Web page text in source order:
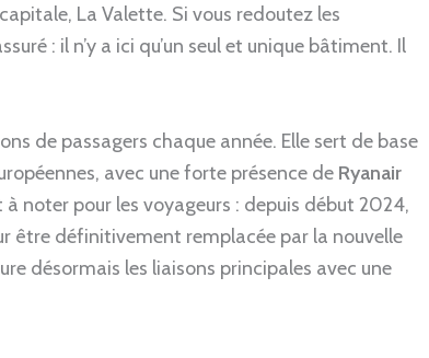
La Valette. Si vous redoutez les
: il n’y a ici qu’un seul et unique bâtiment. Il
de passagers chaque année. Elle sert de base
avec une forte présence de Ryanair
noter pour les voyageurs : depuis début 2024,
être définitivement remplacée par la nouvelle
désormais les liaisons principales avec une